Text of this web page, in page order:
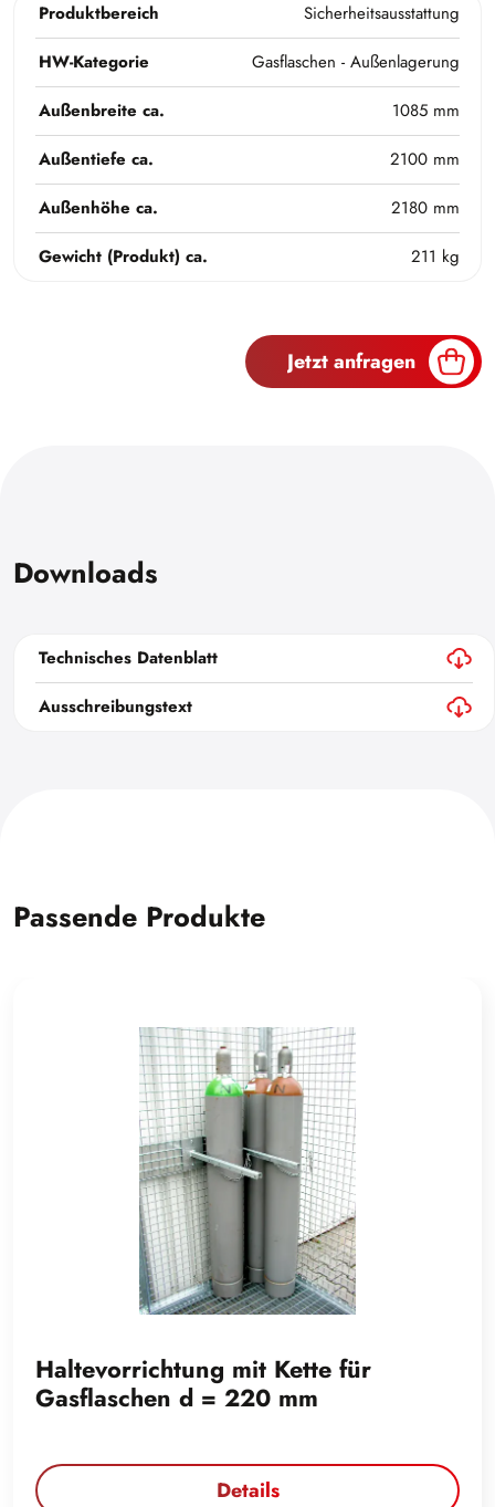
Produktbereich
Sicherheitsausstattung
HW-Kategorie
Gasflaschen - Außenlagerung
Außenbreite ca.
1085 mm
Außentiefe ca.
2100 mm
Außenhöhe ca.
2180 mm
Gewicht (Produkt) ca.
211 kg
Jetzt anfragen
Downloads
Technisches Datenblatt
Ausschreibungstext
Passende Produkte
Haltevorrichtung mit Kette für
Gasflaschen d = 220 mm
Details